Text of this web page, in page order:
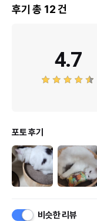
후기 총 12건
4.7
포토 후기
비슷한 리뷰